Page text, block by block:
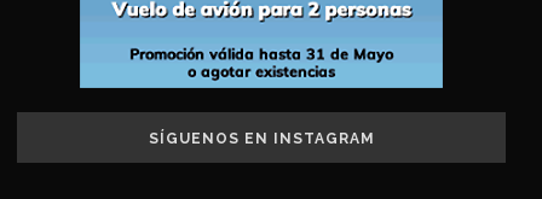
SÍGUENOS EN INSTAGRAM